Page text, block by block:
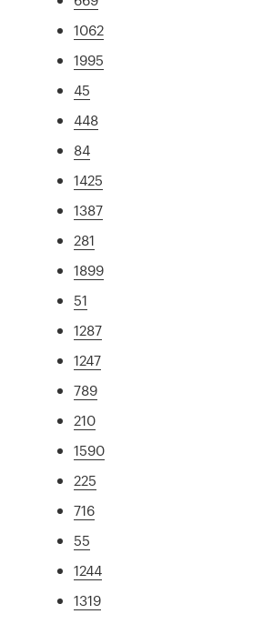
1062
1995
45
448
84
1425
1387
281
1899
51
1287
1247
789
210
1590
225
716
55
1244
1319